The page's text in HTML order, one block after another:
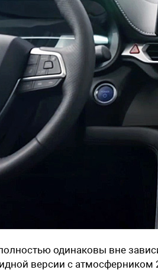
полностью одинаковы вне
версии с